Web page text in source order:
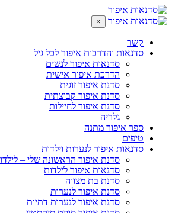
×
קשר
סדנאות והדרכות איפור לכל גיל
סדנאות איפור לנשים
הדרכת איפור אישית
סדנת איפור זוגית
סדנת איפור קבוצתית
סדנת איפור לחיילות
גלריה
ספר איפור מתנה
טיפים
סדנאות איפור לנערות וילדות
סדנת איפור הראשונה שלי – לילדות
סדנאות איפור לילדות
סדנת בת מצווה
סדנת איפור לנערות
סדנת איפור לנערות דתיות